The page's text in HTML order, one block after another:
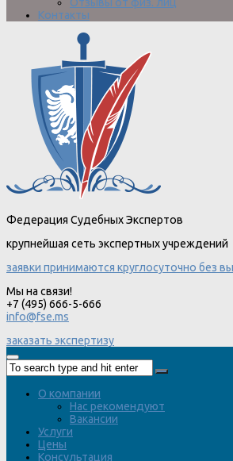
Отзывы от физ. лиц
Контакты
Федерация Судебных Экспертов
крупнейшая сеть экспертных учреждений
заявки принимаются круглосуточно без
Мы на связи!
+7 (495) 666-5-666
info@fse.ms
заказать экспертизу
О компании
Нас рекомендуют
Вакансии
Услуги
Цены
Консультация